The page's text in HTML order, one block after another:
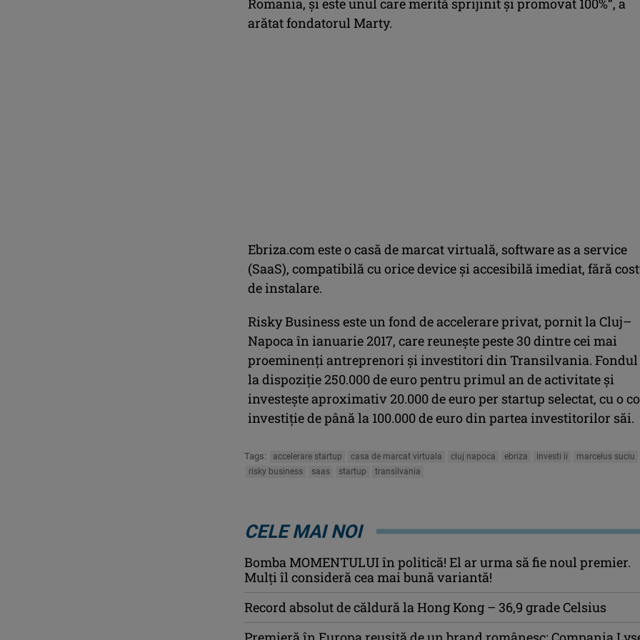
arătat fondatorul Marty.
Ebriza.com este o casă de marcat virtuală, software as a service
(SaaS), compatibilă cu orice device şi accesibilă imediat, fără
de instalare.
Risky Business este un fond de accelerare privat, pornit la Cluj–
Napoca în ianuarie 2017, care reuneşte peste 30 dintre cei mai
proeminenţi antreprenori şi investitori din Transilvania. Fondul
la dispoziţie 250.000 de euro pentru primul an de activitate şi
investeşte aproximativ 20.000 de euro per startup selectat, cu o
investiţie de până la 100.000 de euro din partea investitorilor săi.
Tags: accelerare startup casa de marcat virtuala cluj napoca ebriza investi ii
marcelus suciu
risky business
saas startup transilvania
CELE MAI NOI
Bomba MOMENTULUI în politică! El ar urma să fie noul premier.
Mulți îl consideră cea mai bună variantă!
Record absolut de căldură la Hong Kong – 36,9 grade Celsius